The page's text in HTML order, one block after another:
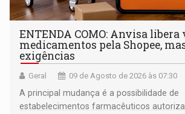
ENTENDA COMO: Anvisa libera
medicamentos pela Shopee,
exigências
Geral 09 de Agosto de 2026 às 07:30
A principal mudança é a possibilidade de
estabelecimentos farmacêuticos